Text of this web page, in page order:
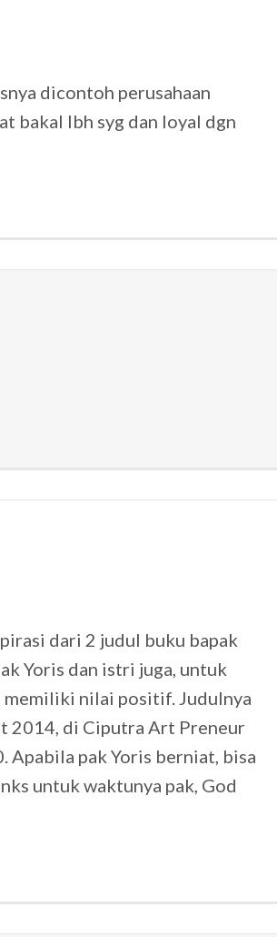
dicontoh perusahaan
bakal lbh syg dan loyal dgn
dari 2 judul buku bapak
Yoris dan istri juga, untuk
memiliki nilai positif. Judulnya
2014, di Ciputra Art Preneur
Apabila pak Yoris berniat, bisa
untuk waktunya pak, God